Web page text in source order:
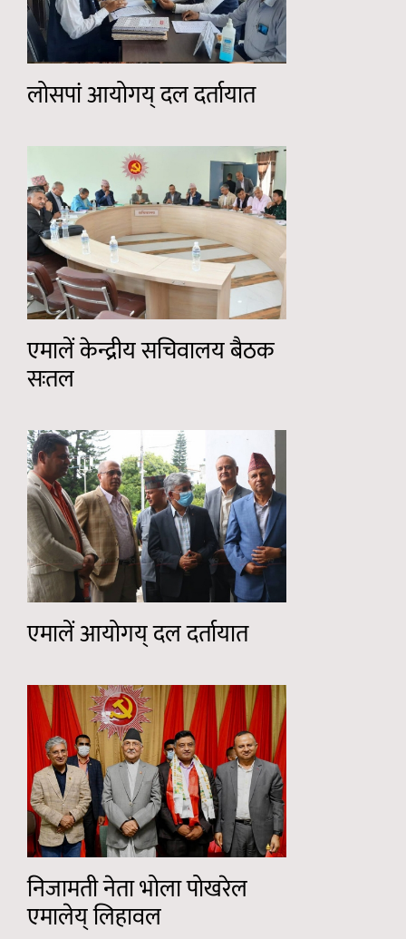
लोसपां आयोगय् दल दर्तायात
एमालें केन्द्रीय सचिवालय बैठक
सःतल
एमालें आयोगय् दल दर्तायात
निजामती नेता भोला पोखरेल
एमालेय् लिहावल